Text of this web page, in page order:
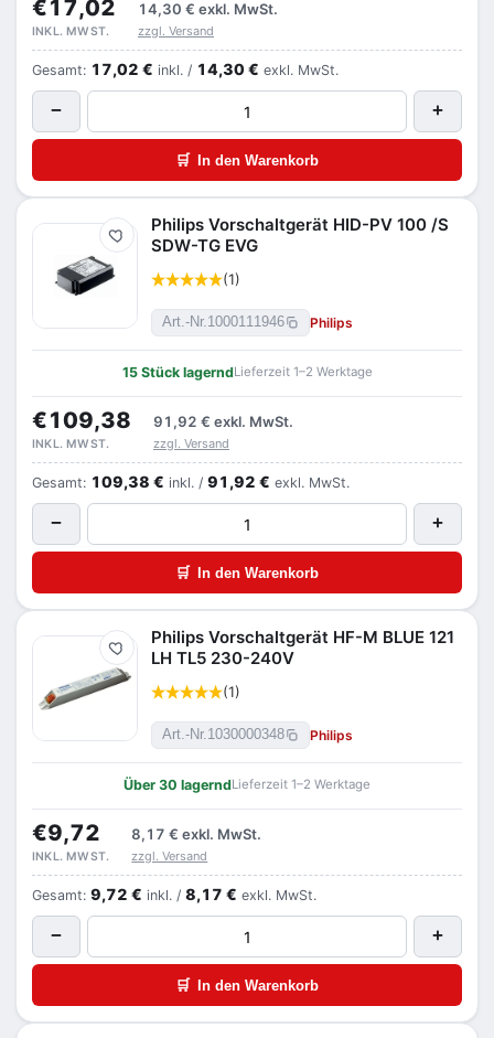
€17,02 14,30 € exkl. MwSt.
INKL. MWST. zzgl. Versand
Gesamt: 17,02 € inkl. / 14,30 € exkl. MwSt.
− +
🛒 In den Warenkorb
Merken
Philips Vorschaltgerät HID-PV 100 /S
SDW-TG EVG
(1)
Art.-Nr.1000111946 Philips
15 Stück lagerndLieferzeit 1–2 Werktage
€109,38 91,92 € exkl. MwSt.
INKL. MWST. zzgl. Versand
Gesamt: 109,38 € inkl. / 91,92 € exkl. MwSt.
− +
🛒 In den Warenkorb
Merken
Philips Vorschaltgerät HF-M BLUE 121
LH TL5 230-240V
(1)
Art.-Nr.1030000348 Philips
Über 30 lagerndLieferzeit 1–2 Werktage
€9,72 8,17 € exkl. MwSt.
INKL. MWST. zzgl. Versand
Gesamt: 9,72 € inkl. / 8,17 € exkl. MwSt.
− +
🛒 In den Warenkorb